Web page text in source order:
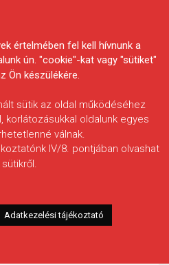
értelmében fel kell hívnunk a
ún. "cookie"-kat vagy "sütiket"
Ön készülékére.
sütik az oldal működéséhez
korlátozásukkal oldalunk egyes
válnak.
IV/8. pontjában olvashat
sütikről.
Adatkezelési tájékoztató